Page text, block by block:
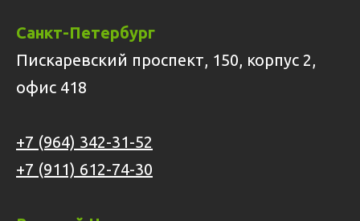
Санкт-Петербург
Пискаревский проспект, 150, корпус 2,
офис 418
+7 (964) 342-31-52
+7 (911) 612-74-30